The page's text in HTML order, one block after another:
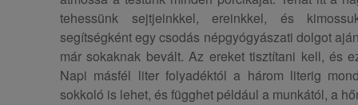
tehessünk sejtjeinkkel, ereinkkel, és
segítségként egy csodás népgyógyászati dolgot
már sokaknak bevált. Az ereket tisztítani kell, és
Napi másfél liter folyadéktól a három literig
sokkoló is lehet, és függhet például a munkától, a